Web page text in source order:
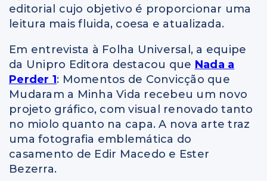
editorial cujo objetivo é proporcionar uma
leitura mais fluida, coesa e atualizada.
Em entrevista à Folha Universal, a equipe
da Unipro Editora destacou que Nada a
Perder 1: Momentos de Convicção que
Mudaram a Minha Vida recebeu um novo
projeto gráfico, com visual renovado tanto
no miolo quanto na capa. A nova arte traz
uma fotografia emblemática do
casamento de Edir Macedo e Ester
Bezerra.